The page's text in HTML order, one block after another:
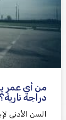
من أي عمر
دراجة نارية؟